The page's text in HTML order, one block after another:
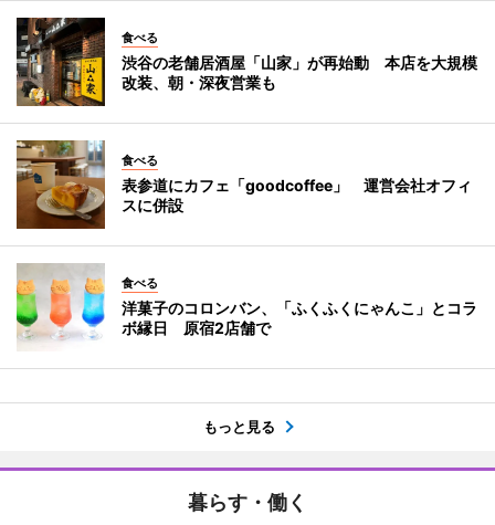
食べる
渋谷の老舗居酒屋「山家」が再始動 本店を大規模
改装、朝・深夜営業も
食べる
表参道にカフェ「goodcoffee」 運営会社オフィ
スに併設
食べる
洋菓子のコロンバン、「ふくふくにゃんこ」とコラ
ボ縁日 原宿2店舗で
もっと見る
暮らす・働く